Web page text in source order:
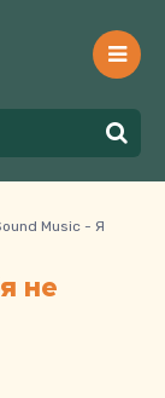
Music - Я
не